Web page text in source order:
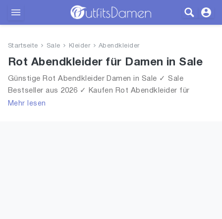
Bekleidung
Wäsche
Schuhe
Startseite Sale Kleider Abendkleider
Rot Abendkleider für Damen in Sale
Günstige Rot Abendkleider Damen in Sale ✓ Sale
Bestseller aus 2026 ✓ Kaufen Rot Abendkleider für
Frauen in Sale!
Mehr lesen